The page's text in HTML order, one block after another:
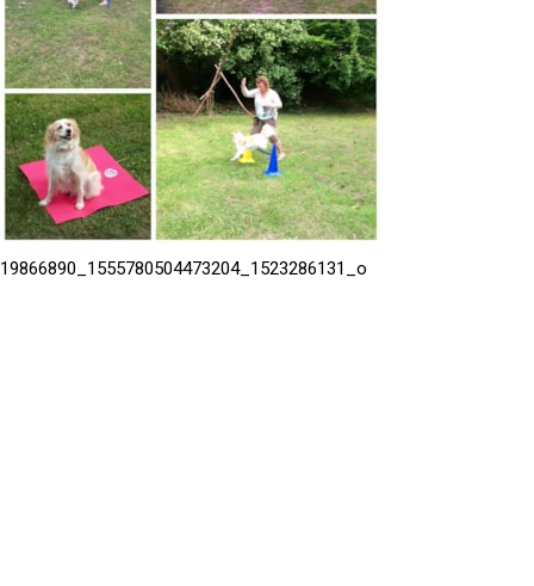
19866890_1555780504473204_1523286131_o